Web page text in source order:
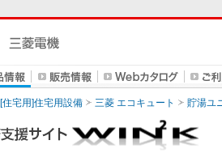
[住宅用]住宅用設備 三菱 エコキュート 貯湯ユ